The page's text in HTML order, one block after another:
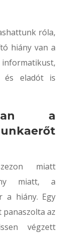
róla,
hiány van a
és eladót is
a
miatt
miatt, a
a hiány. Egy
az
végzett